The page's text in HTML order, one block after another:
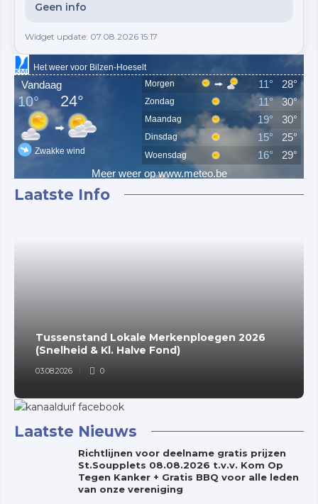
Geen info
Widget update: 07.08.2026 15:17
Laatste Info
Tussenstand Lokale Merkenploegen 2026
(Snelheid & Kl. Halve Fond)
03.08.2026 0
Laatste Nieuws
Richtlijnen voor deelname gratis prijzen
St.Soupplets 08.08.2026 t.v.v. Kom Op
Tegen Kanker + Gratis BBQ voor alle leden
van onze vereniging